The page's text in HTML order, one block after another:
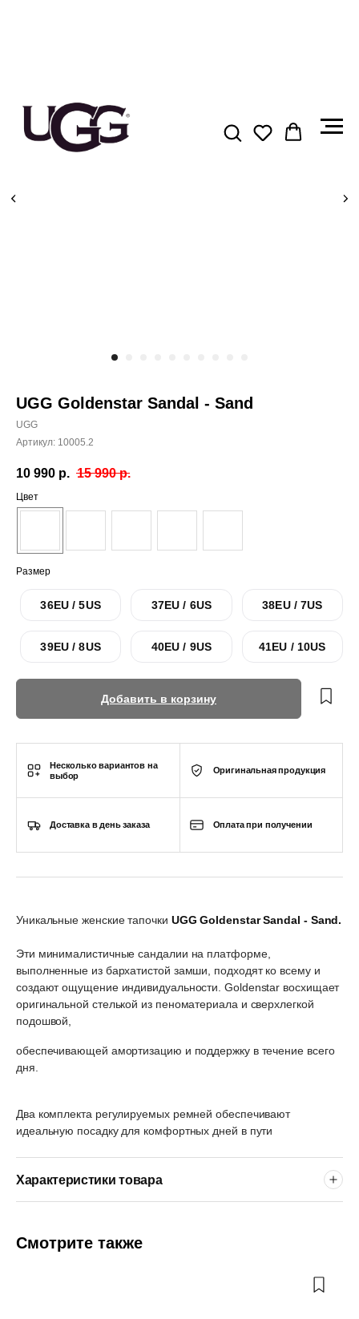
UGG Goldenstar Sandal - Sand
UGG
Артикул: 10005.2
10 990 р. 15 990 р.
Цвет
Размер
36EU / 5US 37EU / 6US 38EU / 7US
39EU / 8US 40EU / 9US 41EU / 10US
Добавить в корзину
Несколько вариантов на
выбор
Оригинальная продукция
Доставка в день заказа Оплата при получении
Уникальные женские тапочки UGG Goldenstar Sandal - Sand.
Эти минималистичные сандалии на платформе,
выполненные из бархатистой замши, подходят ко всему и
создают ощущение индивидуальности. Goldenstar восхищает
оригинальной стелькой из пеноматериала и сверхлегкой
подошвой,
обеспечивающей амортизацию и поддержку в течение всего
дня.
Два комплекта регулируемых ремней обеспечивают
идеальную посадку для комфортных дней в пути
Характеристики товара
Смотрите также